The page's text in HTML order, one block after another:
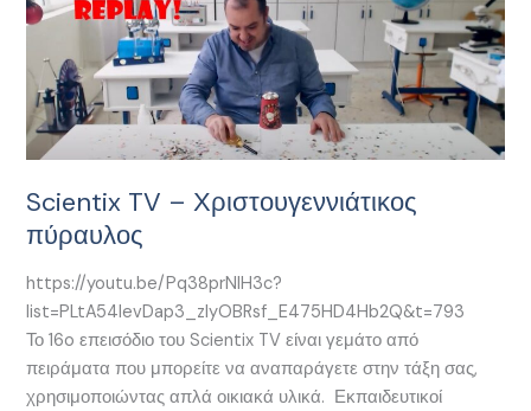
Scientix TV – Χριστουγεννιάτικος
πύραυλος
https://youtu.be/Pq38prNlH3c?
list=PLtA54levDap3_zIyOBRsf_E475HD4Hb2Q&t=793
Το 16o επεισόδιο του Scientix TV είναι γεμάτο από
πειράματα που μπορείτε να αναπαράγετε στην τάξη σας,
χρησιμοποιώντας απλά οικιακά υλικά. Εκπαιδευτικοί
–
Χριστουγεννιάτικος
πύραυλος